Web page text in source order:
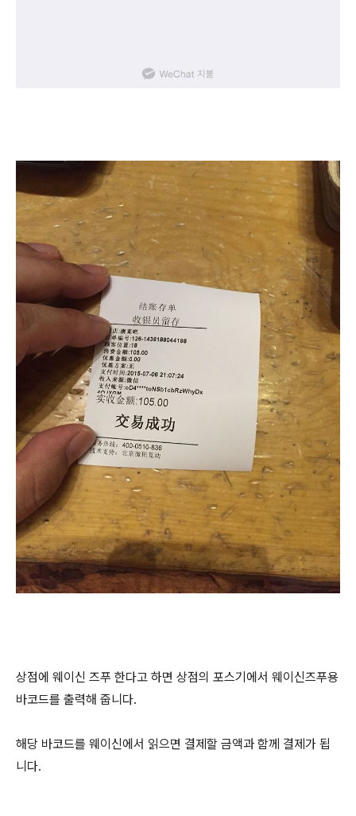
상점에 웨이신 즈푸 한다고 하면 상점의 포스기에서 웨이신즈푸용
바코드를 출력해 줍니다.
해당 바코드를 웨이신에서 읽으면 결제할 금액과 함께 결제가 됩
니다.